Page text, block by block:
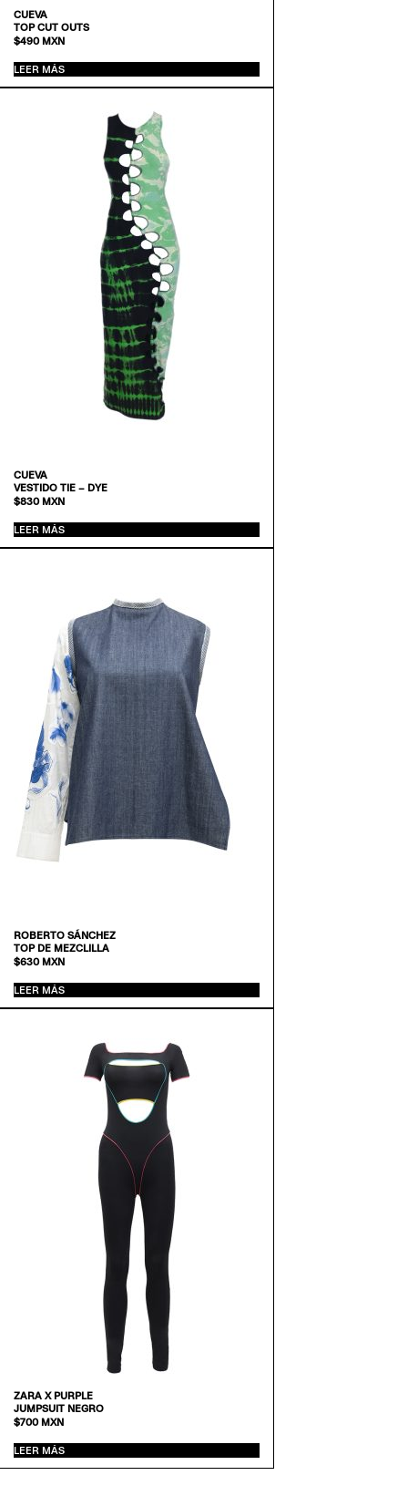
CUEVA
TOP CUT OUTS
$490MXN
LEER MÁS
CUEVA
VESTIDO TIE – DYE
$830MXN
LEER MÁS
ROBERTO SÁNCHEZ
TOP DE MEZCLILLA
$630MXN
LEER MÁS
ZARA X PURPLE
JUMPSUIT NEGRO
$700MXN
LEER MÁS